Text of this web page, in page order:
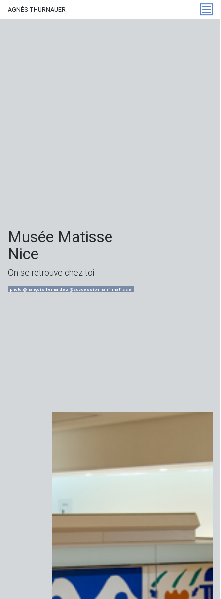
AGNÈS THURNAUER
Musée Matisse
Nice
On se retrouve chez toi
photo @françois fernandez @succession hanri matisse